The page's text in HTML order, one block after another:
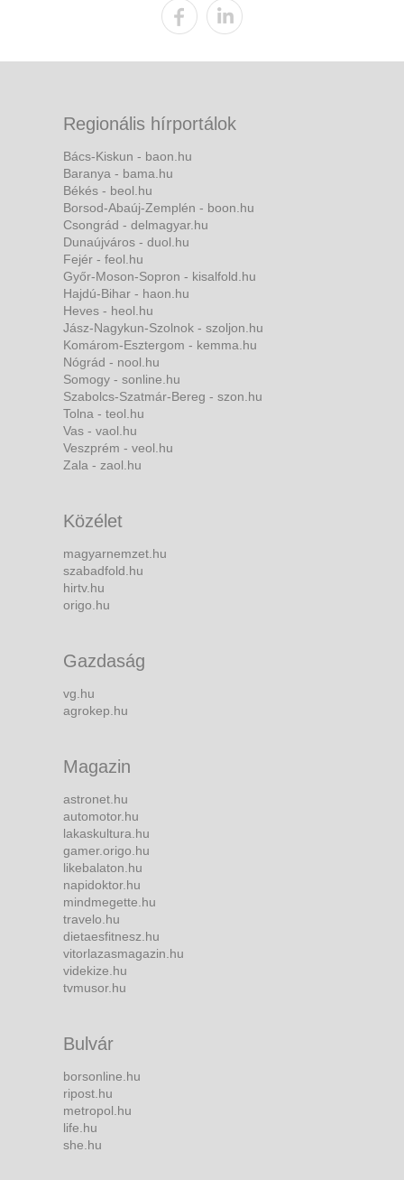
Regionális hírportálok
Bács-Kiskun - baon.hu
Baranya - bama.hu
Békés - beol.hu
Borsod-Abaúj-Zemplén - boon.hu
Csongrád - delmagyar.hu
Dunaújváros - duol.hu
Fejér - feol.hu
Győr-Moson-Sopron - kisalfold.hu
Hajdú-Bihar - haon.hu
Heves - heol.hu
Jász-Nagykun-Szolnok - szoljon.hu
Komárom-Esztergom - kemma.hu
Nógrád - nool.hu
Somogy - sonline.hu
Szabolcs-Szatmár-Bereg - szon.hu
Tolna - teol.hu
Vas - vaol.hu
Veszprém - veol.hu
Zala - zaol.hu
Közélet
magyarnemzet.hu
szabadfold.hu
hirtv.hu
origo.hu
Gazdaság
vg.hu
agrokep.hu
Magazin
astronet.hu
automotor.hu
lakaskultura.hu
gamer.origo.hu
likebalaton.hu
napidoktor.hu
mindmegette.hu
travelo.hu
dietaesfitnesz.hu
vitorlazasmagazin.hu
videkize.hu
tvmusor.hu
Bulvár
borsonline.hu
ripost.hu
metropol.hu
life.hu
she.hu